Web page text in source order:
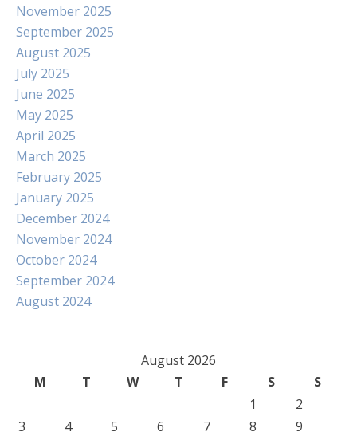
November 2025
September 2025
August 2025
July 2025
June 2025
May 2025
April 2025
March 2025
February 2025
January 2025
December 2024
November 2024
October 2024
September 2024
August 2024
August 2026
M
T W T F S
S
1
2
3
4 5 6 7 8
9